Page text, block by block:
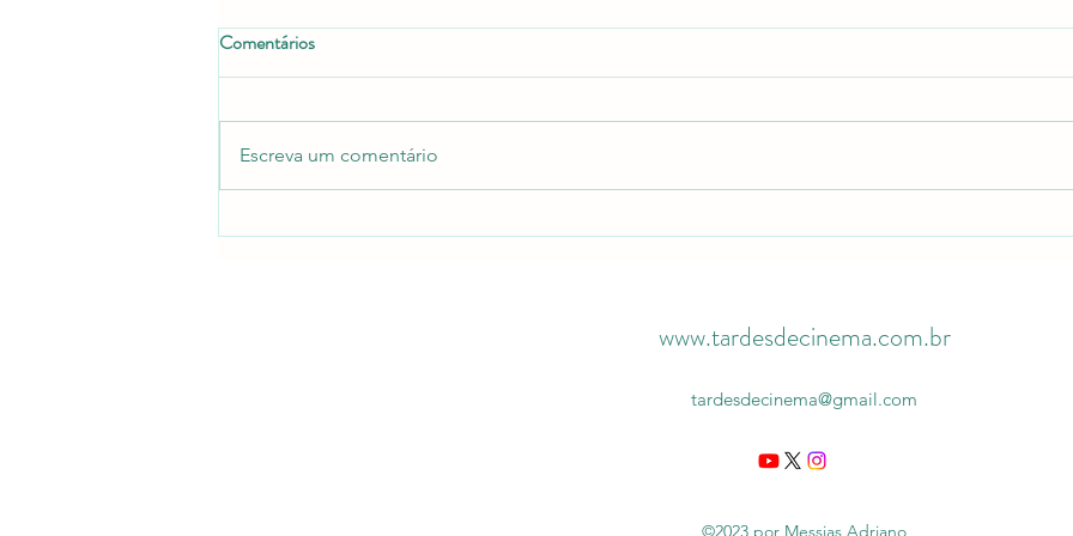
Homem-Aranha: Um Novo Dia |
A Fabulosa Máquina do Tempo |
Comentários
Escreva um comentário
www.tardesdecinema.com.br
tardesdecinema@gmail.com
©2023 por Messias Adriano